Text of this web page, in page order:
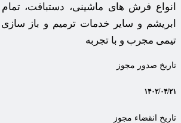
انواع فرش های ماشینی، دستبافت،
ابریشم و سایر خدمات ترمیم و باز
تیمی مجرب و با تجربه
تاریخ صدور مجوز
۱۴۰۲/۰۴/۲۱
تاریخ انقضاء مجوز